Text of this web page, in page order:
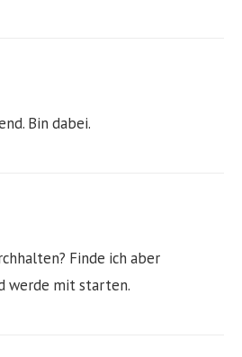
Bin dabei.
Finde ich aber
werde mit starten.